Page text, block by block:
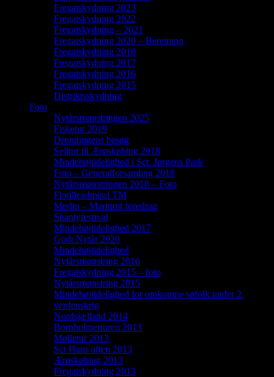
Fregatskydning 2023
Fregatskydning 2022
Fregatskydning – 2021
Fregatskydning 2020 – Beretning
Fregatskydning 2018
Fregatskydning 2017
Fregatskydning 2016
Fregatskydning 2015
Distriktsskydning
Foto
Nytårsmønstringen 2025
Fisketur 2019
Dronningens besøg
Sejltur til Ærøskøbing 2018
Mindehøjtidelighed i Sct. Jørgens Park
Foto – Generalforsamling 2018
Nytårsmønstringen 2018 – Foto
Flotilleadmiral TM
Merlin – Maritimt foredrag
Shantyfestival
Mindehøjtidelighed 2017
Godt Nytår 2020
Mindehøjtidelighed
Nytårsmønstring 2016
Fregatskydning 2015 – foto
Nytårsmønstring 2015
Mindehøjtidelighed for omkomne søfolk under 2.
verdenskrig
Nordsjælland 2014
Bornholmerturen 2013
Mølletur 2013
Sct Hans aften 2013
Ærøskøbing 2013
Fregatskydning 2013